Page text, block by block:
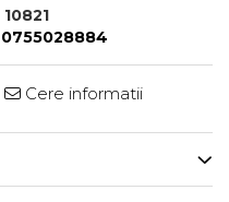
10821
0755028884
Cere informatii